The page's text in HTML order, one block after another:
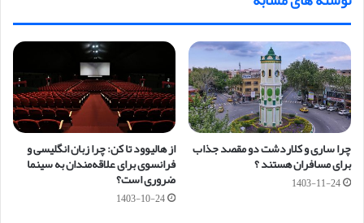
چرا ساری و کلاردشت دو مقصد جذاب
برای مسافران هستند ؟
1403-11-24
از هالیوود تا کن: چرا زبان انگلیسی و
فرانسوی برای علاقه‌مندان به سینما
ضروری است؟
1403-10-24